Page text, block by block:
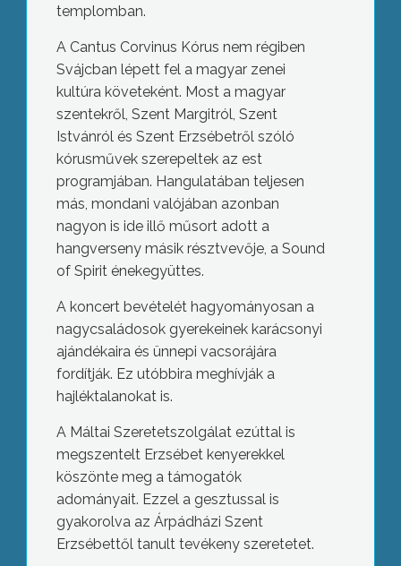
templomban.
A Cantus Corvinus Kórus nem régiben
Svájcban lépett fel a magyar zenei
kultúra követeként. Most a magyar
szentekről, Szent Margitról, Szent
Istvánról és Szent Erzsébetről szóló
kórusművek szerepeltek az est
programjában. Hangulatában teljesen
más, mondani valójában azonban
nagyon is ide illő műsort adott a
hangverseny másik résztvevője, a Sound
of Spirit énekegyüttes.
A koncert bevételét hagyományosan a
nagycsaládosok gyerekeinek karácsonyi
ajándékaira és ünnepi vacsorájára
fordítják. Ez utóbbira meghívják a
hajléktalanokat is.
A Máltai Szeretetszolgálat ezúttal is
megszentelt Erzsébet kenyerekkel
köszönte meg a támogatók
adományait. Ezzel a gesztussal is
gyakorolva az Árpádházi Szent
Erzsébettől tanult tevékeny szeretetet.